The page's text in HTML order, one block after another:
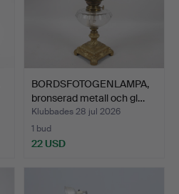
BORDSFOTOGENLAMPA,
bronserad metall och gl…
Klubbades 28 jul 2026
1 bud
22 USD